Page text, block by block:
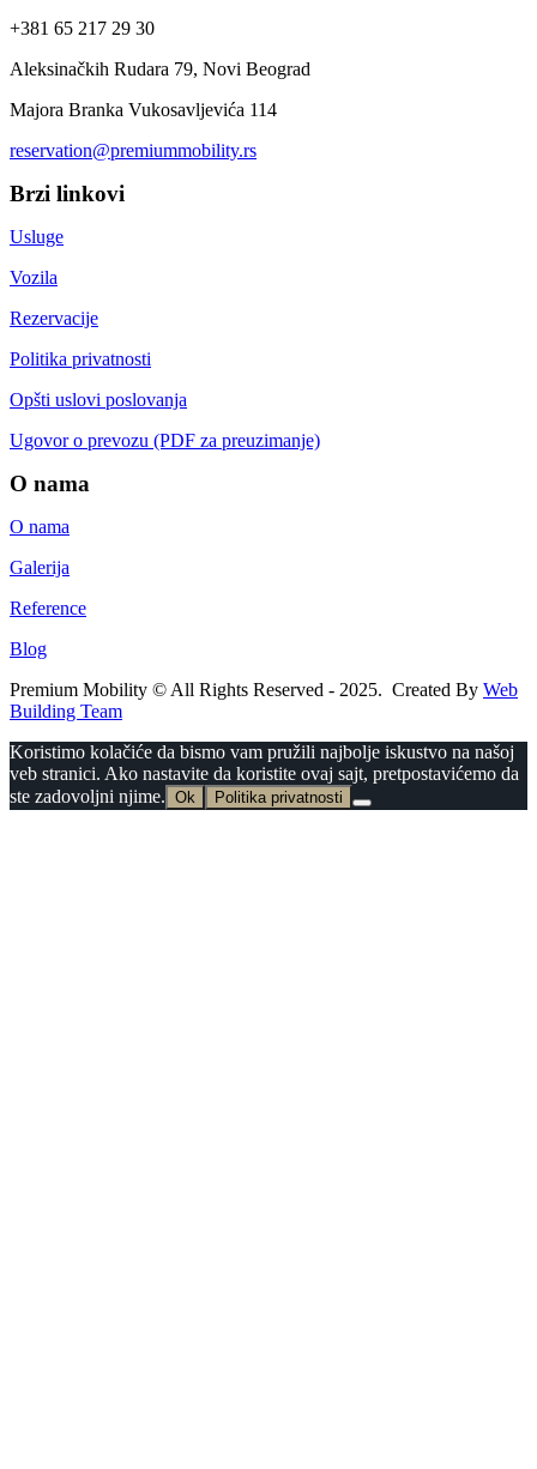
+381 65 217 29 30
Aleksinačkih Rudara 79, Novi Beograd
Majora Branka Vukosavljevića 114
reservation@premiummobility.rs
Brzi linkovi
Usluge
Vozila
Rezervacije
Politika privatnosti
Opšti uslovi poslovanja
Ugovor o prevozu (PDF za preuzimanje)
O nama
O nama
Galerija
Reference
Blog
Premium Mobility © All Rights Reserved - 2025. Created By Web
Building Team
Koristimo kolačiće da bismo vam pružili najbolje iskustvo na našoj
veb stranici. Ako nastavite da koristite ovaj sajt, pretpostavićemo da
ste zadovoljni njime. Ok Politika privatnosti